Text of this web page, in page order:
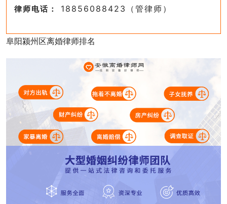
律师电话： 18856088423（管律师）
阜阳颍州区离婚律师排名